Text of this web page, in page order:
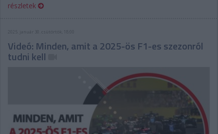
részletek
2025. január 30. csütörtök, 18:00
Videó: Minden, amit a 2025-ös F1-es szezonról
tudni kell